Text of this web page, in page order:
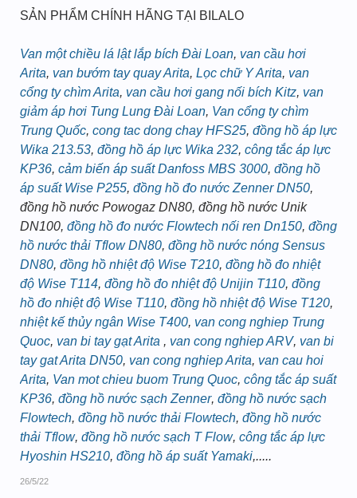
SẢN PHẨM CHÍNH HÃNG TẠI BILALO
Van một chiều lá lật lắp bích Đài Loan, van cầu hơi
Arita, van bướm tay quay Arita, Lọc chữ Y Arita, van
cổng ty chìm Arita, van cầu hơi gang nối bích Kitz, van
giảm áp hơi Tung Lung Đài Loan, Van cổng ty chìm
Trung Quốc, cong tac dong chay HFS25, đồng hồ áp lực
Wika 213.53, đồng hồ áp lực Wika 232, công tắc áp lực
KP36, cảm biến áp suất Danfoss MBS 3000, đồng hồ
áp suất Wise P255, đồng hồ đo nước Zenner DN50,
đồng hồ nước Powogaz DN80, đồng hồ nước Unik
DN100, đồng hồ đo nước Flowtech nối ren Dn150, đồng
hồ nước thải Tflow DN80, đồng hồ nước nóng Sensus
DN80, đồng hồ nhiệt độ Wise T210, đồng hồ đo nhiệt
độ Wise T114, đồng hồ đo nhiệt độ Unijin T110, đồng
hồ đo nhiệt độ Wise T110, đồng hồ nhiệt độ Wise T120,
nhiệt kế thủy ngân Wise T400, van cong nghiep Trung
Quoc, van bi tay gạt Arita , van cong nghiep ARV, van bi
tay gat Arita DN50, van cong nghiep Arita, van cau hoi
Arita, Van mot chieu buom Trung Quoc, công tắc áp suất
KP36, đồng hồ nước sạch Zenner, đồng hồ nước sạch
Flowtech, đồng hồ nước thải Flowtech, đồng hồ nước
thải Tflow, đồng hồ nước sạch T Flow, công tắc áp lực
Hyoshin HS210, đồng hồ áp suất Yamaki,.....
26/5/22